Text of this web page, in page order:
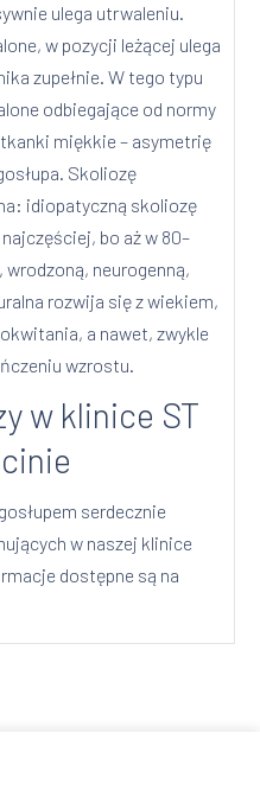
ulega utrwaleniu.
w pozycji leżącej ulega
zupełnie. W tego typu
odbiegające od normy
miękkie – asymetrię
Skoliozę
idiopatyczną skoliozę
bo aż w 80–
neurogenną,
rozwija się z wiekiem,
a nawet, zwykle
wzrostu.
w klinice ST
serdecznie
w naszej klinice
dostępne są na